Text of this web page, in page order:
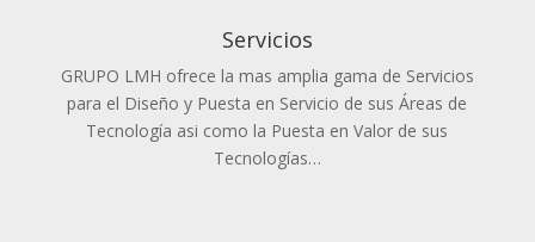
Servicios
GRUPO LMH ofrece la mas amplia gama de Servicios
para el Diseño y Puesta en Servicio de sus Áreas de
Tecnología asi como la Puesta en Valor de sus
Tecnologías…